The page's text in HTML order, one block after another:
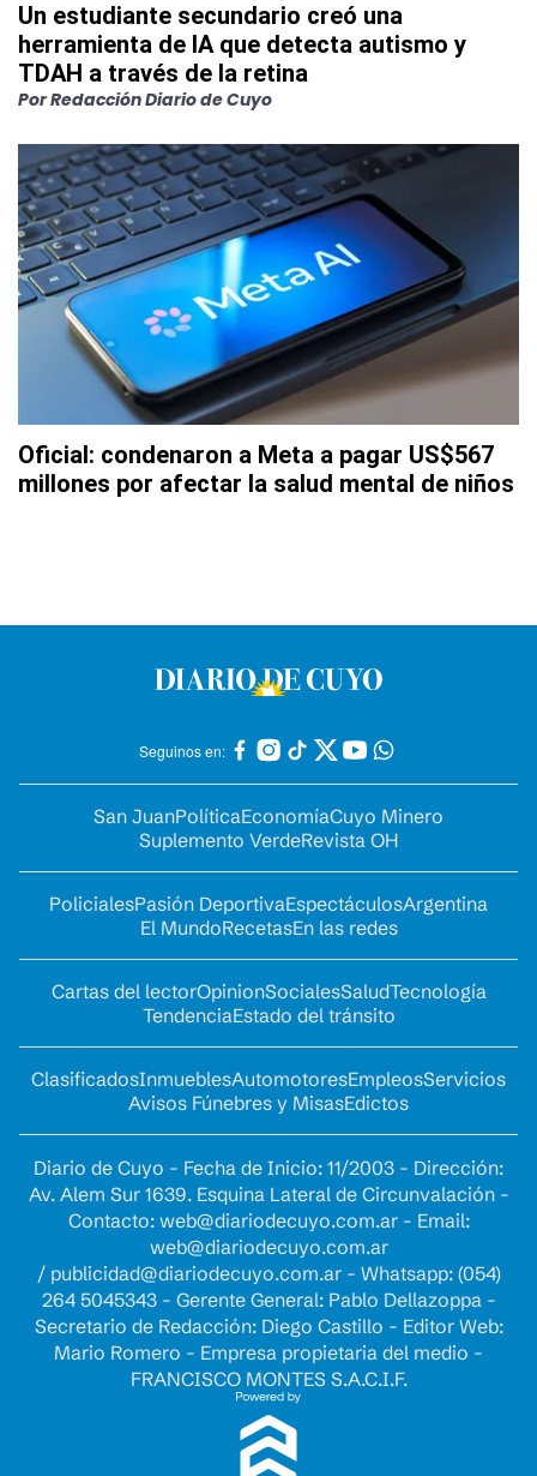
Un estudiante secundario creó una
herramienta de IA que detecta autismo y
TDAH a través de la retina
PorRedacción Diario de Cuyo
Oficial: condenaron a Meta a pagar US$567
millones por afectar la salud mental de niños
Seguinos en:
San JuanPolíticaEconomíaCuyo Minero
Suplemento VerdeRevista OH
PolicialesPasión DeportivaEspectáculosArgentina
El MundoRecetasEn las redes
Cartas del lectorOpinionSocialesSaludTecnología
TendenciaEstado del tránsito
ClasificadosInmueblesAutomotoresEmpleosServicios
Avisos Fúnebres y MisasEdictos
Diario de Cuyo - Fecha de Inicio: 11/2003 - Dirección:
Av. Alem Sur 1639. Esquina Lateral de Circunvalación -
Contacto: web@diariodecuyo.com.ar- Email:
web@diariodecuyo.com.ar
/ publicidad@diariodecuyo.com.ar- Whatsapp: (054)
264 5045343 - Gerente General: Pablo Dellazoppa -
Secretario de Redacción: Diego Castillo - Editor Web:
Mario Romero - Empresa propietaria del medio -
FRANCISCO MONTES S.A.C.I.F.